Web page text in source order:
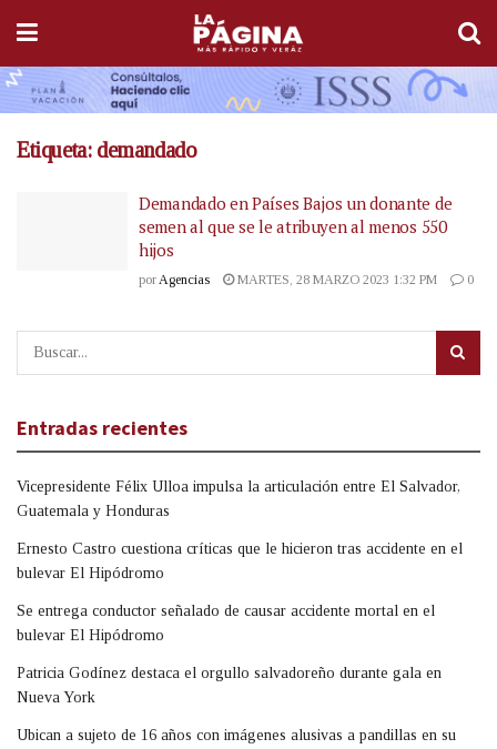
Etiqueta: demandado
Demandado en Países Bajos un donante de
semen al que se le atribuyen al menos 550
hijos
por Agencias MARTES, 28 MARZO 2023 1:32 PM 0
Entradas recientes
Vicepresidente Félix Ulloa impulsa la articulación entre El Salvador,
Guatemala y Honduras
Ernesto Castro cuestiona críticas que le hicieron tras accidente en el
bulevar El Hipódromo
Se entrega conductor señalado de causar accidente mortal en el
bulevar El Hipódromo
Patricia Godínez destaca el orgullo salvadoreño durante gala en
Nueva York
Ubican a sujeto de 16 años con imágenes alusivas a pandillas en su